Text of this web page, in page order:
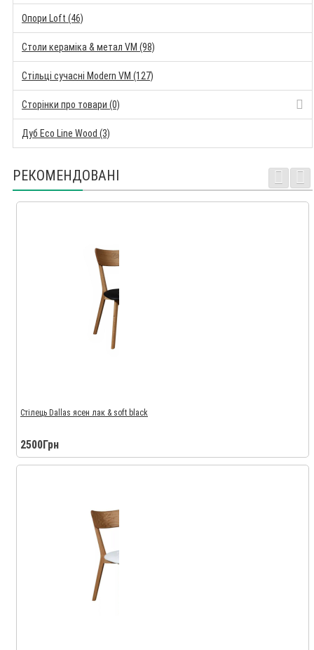
Опори Loft (46)
Столи кераміка & метал VM (98)
Стільці сучасні Modern VM (127)
Сторінки про товари (0)
Дуб Eco Line Wood (3)
РЕКОМЕНДОВАНІ
Стілець Dallas ясен лак & soft black
2500Грн